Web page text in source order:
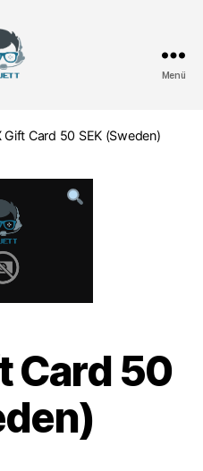
Menü
Gift Card 50 SEK (Sweden)
Card 50